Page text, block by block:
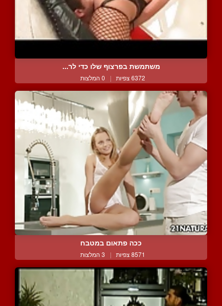
משתמשת בפרצוף שלו כדי לר...
6372 צפיות | 0 המלצות
ככה פתאום במטבח
8571 צפיות | 3 המלצות